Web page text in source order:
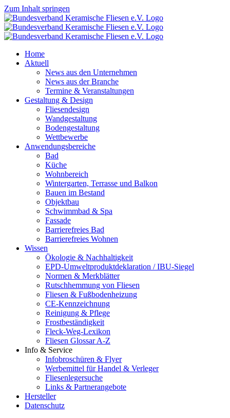
Zum Inhalt springen
Home
Aktuell
News aus den Unternehmen
News aus der Branche
Termine & Veranstaltungen
Gestaltung & Design
Fliesendesign
Wandgestaltung
Bodengestaltung
Wettbewerbe
Anwendungsbereiche
Bad
Küche
Wohnbereich
Wintergarten, Terrasse und Balkon
Bauen im Bestand
Objektbau
Schwimmbad & Spa
Fassade
Barrierefreies Bad
Barrierefreies Wohnen
Wissen
Ökologie & Nachhaltigkeit
EPD-Umweltproduktdeklaration / IBU-Siegel
Normen & Merkblätter
Rutschhemmung von Fliesen
Fliesen & Fußbodenheizung
CE-Kennzeichnung
Reinigung & Pflege
Frostbeständigkeit
Fleck-Weg-Lexikon
Fliesen Glossar A-Z
Info & Service
Infobroschüren & Flyer
Werbemittel für Handel & Verleger
Fliesenlegersuche
Links & Partnerangebote
Hersteller
Datenschutz